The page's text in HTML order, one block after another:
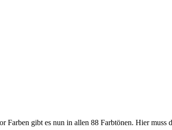
Farben gibt es nun in allen 88 Farbtönen. Hier